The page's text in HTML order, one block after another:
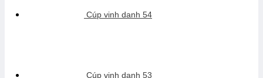
Cúp vinh danh 54
Cúp vinh danh 53